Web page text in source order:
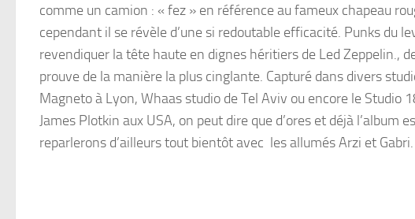
comme un camion : « fez » en référence au fameux chapeau
cependant il se révèle d’une si redoutable efficacité. Punks du
revendiquer la tête haute en dignes héritiers de Led Zeppelin.,
prouve de la manière la plus cinglante. Capturé dans divers
Magneto à Lyon, Whaas studio de Tel Aviv ou encore le Studio
James Plotkin aux USA, on peut dire que d’ores et déjà
reparlerons d’ailleurs tout bientôt avec les allumés Arzi et Gabri.